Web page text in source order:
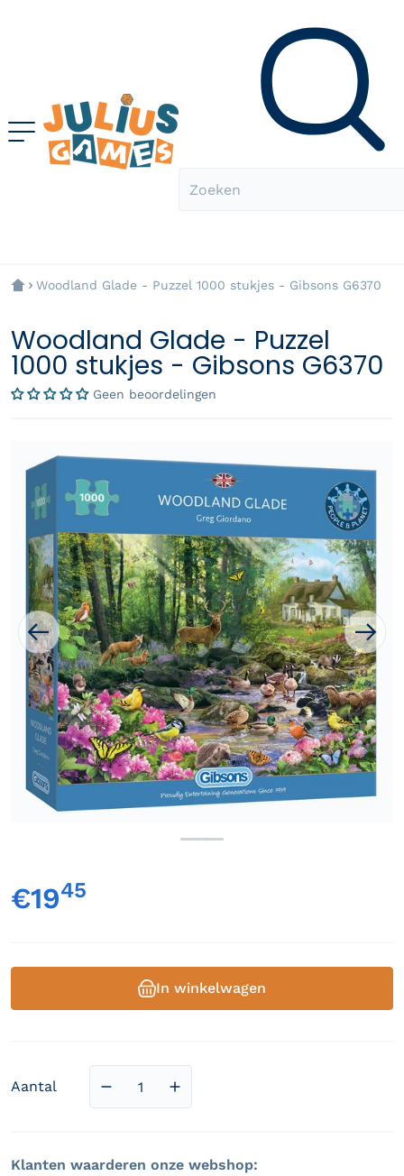
Woodland Glade - Puzzel 1000 stukjes - Gibsons G6370
1 van media openen in
Woodland Glade - Puzzel
1000 stukjes - Gibsons G6370
Geen beoordelingen
€19,
45
In winkelwagen
Aantal
Aantal verlagen voor Woodland Glade -
Aantal verhogen voor
Klanten waarderen onze webshop: